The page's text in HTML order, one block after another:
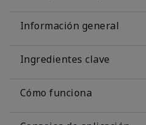
Información general
Ingredientes clave
Cómo funciona